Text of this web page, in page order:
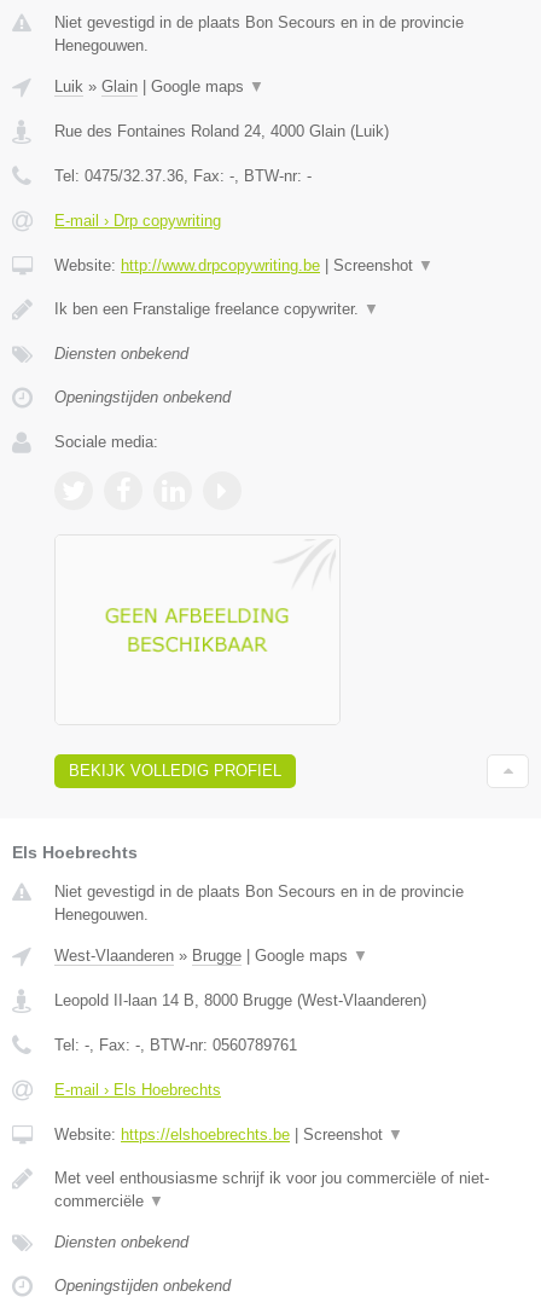
Niet gevestigd in de plaats Bon Secours en in de provincie
Henegouwen.
Luik » Glain | Google maps ▼
Rue des Fontaines Roland 24 4000 Glain (Luik)
Tel: 0475/32.37.36 , Fax: - , BTW-nr: -
E-mail › Drp copywriting
Website: http://www.drpcopywriting.be | Screenshot ▼
Ik ben een Franstalige freelance copywriter. ▼
Diensten onbekend
Openingstijden onbekend
Sociale media:
BEKIJK VOLLEDIG PROFIEL
Els Hoebrechts
Niet gevestigd in de plaats Bon Secours en in de provincie
Henegouwen.
West-Vlaanderen » Brugge Google maps ▼
Leopold II-laan 14 B, 8000 Brugge (West-Vlaanderen)
Tel: -, Fax: -, BTW-nr: 0560789761
E-mail › Els Hoebrechts
Website: https://elshoebrechts.be Screenshot ▼
Met veel enthousiasme schrijf ik voor jou commerciële of niet-
commerciële ▼
Diensten onbekend
Openingstijden onbekend